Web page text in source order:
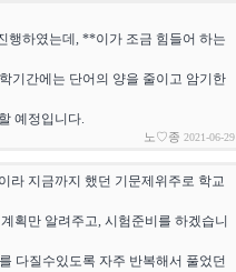
행하였는데, **이가 조금 힘들어 하는
기간에는 단어의 양을 줄이고 암기한
예정입니다.
노♡종 2021-06-29
라 지금까지 했던 기문제위주로 학교
획만 알려주고, 시험준비를 하겠습니
다질수있도록 자주 반복해서 풀었던